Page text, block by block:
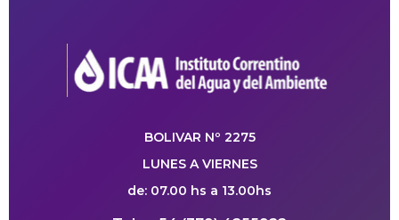
BOLIVAR Nº 2275
LUNES A VIERNES
de: 07.00 hs a 13.00hs